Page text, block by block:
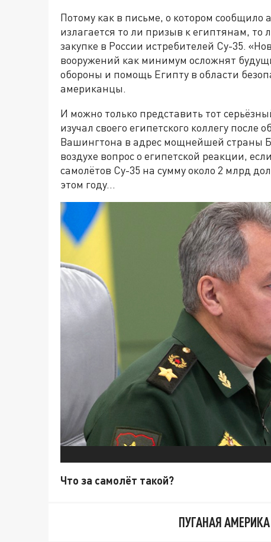
Потому как в письме, о котором
излагается то ли призыв к египтянам, то
закупке в России истребителей Су-35.
вооружений как минимум осложнят
обороны и помощь Египту в области
американцы.
И можно только представить тот
изучал своего египетского коллегу
Вашингтона в адрес мощнейшей страны
воздухе вопрос о египетской реакции,
самолётов Су-35 на сумму около 2 млрд
этом году…
Что за самолёт такой?
ПУГАНАЯ